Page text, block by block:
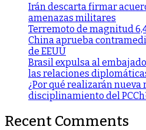
Irán descarta firmar
amenazas militares
Terremoto de magnitud
China aprueba
de EEUU
Brasil expulsa al
las relaciones
¿Por qué realizarán
disciplinamiento del
Recent Comments